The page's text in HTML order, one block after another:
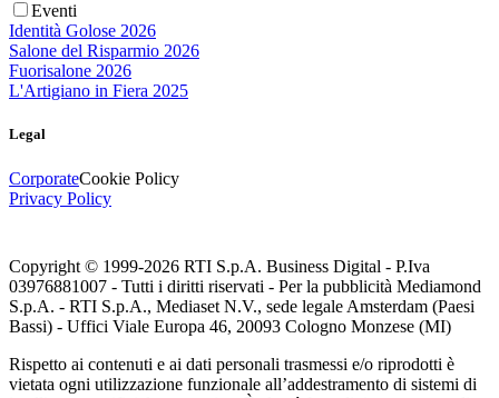
Eventi
Identità Golose 2026
Salone del Risparmio 2026
Fuorisalone 2026
L'Artigiano in Fiera 2025
Legal
CorporateCookie Policy
Privacy Policy
Copyright © 1999-2026 RTI S.p.A. Business Digital - P.Iva
03976881007 - Tutti i diritti riservati - Per la pubblicità Mediamond
S.p.A. - RTI S.p.A., Mediaset N.V., sede legale Amsterdam (Paesi
Bassi) - Uffici Viale Europa 46, 20093 Cologno Monzese (MI)
Rispetto ai contenuti e ai dati personali trasmessi e/o riprodotti è
vietata ogni utilizzazione funzionale all’addestramento di sistemi di